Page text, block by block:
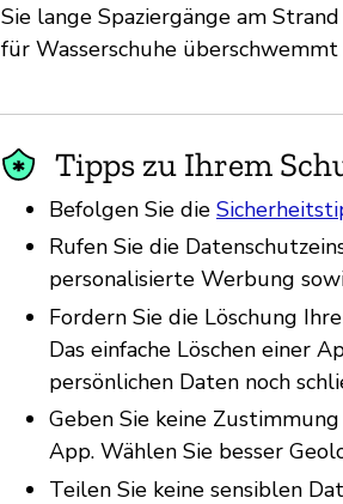
Sie lange Spaziergänge am
für Wasserschuhe
Tipps zu Ihrem
Befolgen Sie die
Rufen Sie die
personalisierte Werbung
Fordern Sie die Löschung
Das einfache Löschen einer
persönlichen Daten noch
Geben Sie keine
App. Wählen Sie besser
Teilen Sie keine sensiblen